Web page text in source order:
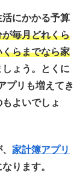
にかかる予算
が毎月どれくら
らまでなら家
しょう。とくに
プリも増えてき
よいでしょ
家計簿アプリ
ります。